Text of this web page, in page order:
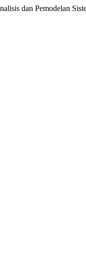
dan Pemodelan